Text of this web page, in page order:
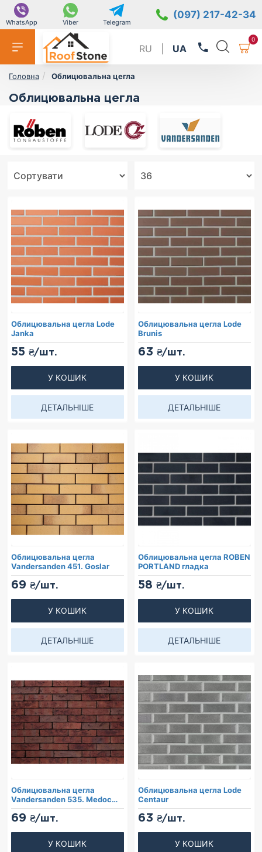
WhatsApp Viber Telegram
(097) 217-42-34
RU UA
0
Головна Облицювальна цегла
Облицювальна цегла
Облицювальна цегла Lode
Janka
55 ₴/шт.
У КОШИК
ДЕТАЛЬНІШЕ
Облицювальна цегла Lode
Brunis
63 ₴/шт.
У КОШИК
ДЕТАЛЬНІШЕ
Облицювальна цегла
Vandersanden 451. Goslar
69 ₴/шт.
У КОШИК
ДЕТАЛЬНІШЕ
Облицювальна цегла ROBEN
PORTLAND гладка
58 ₴/шт.
У КОШИК
ДЕТАЛЬНІШЕ
Облицювальна цегла
Vandersanden 535. Medoc
WS
69 ₴/шт.
У КОШИК
Облицювальна цегла Lode
Centaur
63 ₴/шт.
У КОШИК